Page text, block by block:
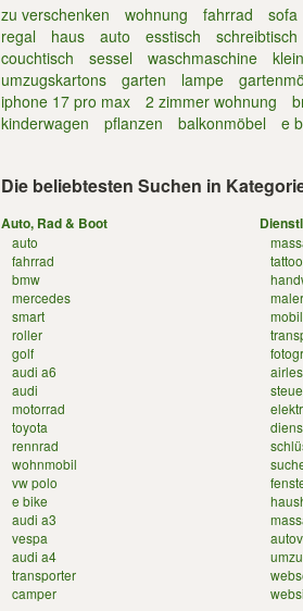
zu verschenken wohnung fahrrad sofa
regal
haus auto esstisch schreibtisch
couchtisch
sessel waschmaschine
umzugskartons
garten lampe
iphone 17 pro max
2 zimmer wohnung
kinderwagen
pflanzen balkonmöbel e
Die beliebtesten Suchen in
Auto, Rad & Boot
auto
fahrrad
bmw
mercedes
smart
roller
golf
audi a6
audi
motorrad
toyota
rennrad
wohnmobil
vw polo
e bike
audi a3
vespa
audi a4
transporter
camper
tattoo
maler